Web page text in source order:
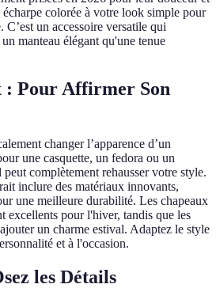
colorée à votre look simple pour
C’est un accessoire versatile qui
manteau élégant qu'une tenue
: Pour Affirmer Son
changer l’apparence d’un
une casquette, un fedora ou un
complètement rehausser votre style.
inclure des matériaux innovants,
une meilleure durabilité. Les chapeaux
excellents pour l'hiver, tandis que les
un charme estival. Adaptez le style
et à l'occasion.
les Détails